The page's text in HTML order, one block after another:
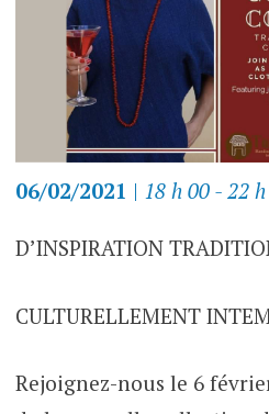
06/02/2021 | 18 h 00 - 22
D’INSPIRATION
CULTURELLEMENT
Rejoignez-nous le 6